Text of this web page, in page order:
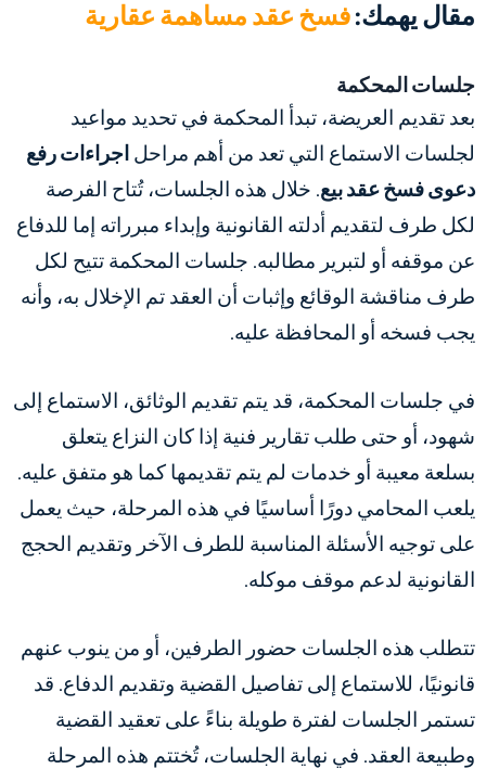
مقال يهمك:فسخ عقد مساهمة عقارية
جلسات المحكمة
بعد تقديم العريضة، تبدأ المحكمة في تحديد مواعيد
لجلسات الاستماع التي تعد من أهم مراحل اجراءات رفع
دعوى فسخ عقد بيع. خلال هذه الجلسات، تُتاح الفرصة
لكل طرف لتقديم أدلته القانونية وإبداء مبرراته إما للدفاع
عن موقفه أو لتبرير مطالبه. جلسات المحكمة تتيح لكل
طرف مناقشة الوقائع وإثبات أن العقد تم الإخلال به، وأنه
يجب فسخه أو المحافظة عليه.
في جلسات المحكمة، قد يتم تقديم الوثائق، الاستماع إلى
شهود، أو حتى طلب تقارير فنية إذا كان النزاع يتعلق
بسلعة معيبة أو خدمات لم يتم تقديمها كما هو متفق عليه.
يلعب المحامي دورًا أساسيًا في هذه المرحلة، حيث يعمل
على توجيه الأسئلة المناسبة للطرف الآخر وتقديم الحجج
القانونية لدعم موقف موكله.
تتطلب هذه الجلسات حضور الطرفين، أو من ينوب عنهم
قانونيًا، للاستماع إلى تفاصيل القضية وتقديم الدفاع. قد
تستمر الجلسات لفترة طويلة بناءً على تعقيد القضية
وطبيعة العقد. في نهاية الجلسات، تُختتم هذه المرحلة